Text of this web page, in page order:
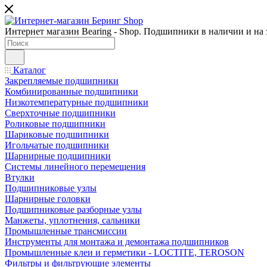
Интернет магазин Bearing - Shop. Подшипники в наличии и на
Каталог
Закрепляемые подшипники
Комбинированные подшипники
Низкотемпературные подшипники
Сверхточные подшипники
Роликовые подшипники
Шариковые подшипники
Игольчатые подшипники
Шарнирные подшипники
Системы линейного перемещения
Втулки
Подшипниковые узлы
Шарнирные головки
Подшипниковые разборные узлы
Манжеты, уплотнения, сальники
Промышленные трансмиссии
Инструменты для монтажа и демонтажа подшипников
Промышленные клеи и герметики - LOCTITE, TEROSON
Фильтры и фильтрующие элементы